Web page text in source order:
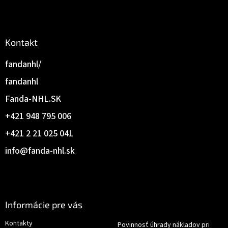
Kontakt
info@fanda-nhl.sk
+421 2 21 025 041
+421 948 795 006
Fanda-NHL.SK
fandanhl
fandanhl/
Informácie pre vás
Kontakty Povinnosť úhrady nákladov pri